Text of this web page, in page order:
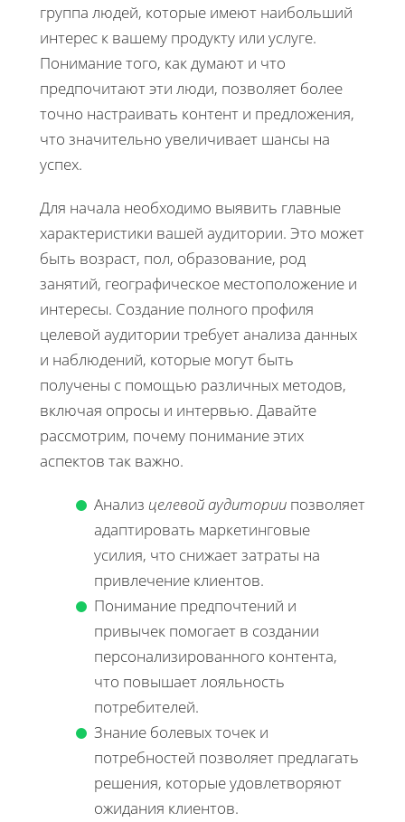
группа людей, которые имеют наибольший
интерес к вашему продукту или услуге.
Понимание того, как думают и что
предпочитают эти люди, позволяет более
точно настраивать контент и предложения,
что значительно увеличивает шансы на
успех.
Для начала необходимо выявить главные
характеристики вашей аудитории. Это может
быть возраст, пол, образование, род
занятий, географическое местоположение и
интересы. Создание полного профиля
целевой аудитории требует анализа данных
и наблюдений, которые могут быть
получены с помощью различных методов,
включая опросы и интервью. Давайте
рассмотрим, почему понимание этих
аспектов так важно.
Анализ целевой аудитории позволяет
адаптировать маркетинговые
усилия, что снижает затраты на
привлечение клиентов.
Понимание предпочтений и
привычек помогает в создании
персонализированного контента,
что повышает лояльность
потребителей.
Знание болевых точек и
потребностей позволяет предлагать
решения, которые удовлетворяют
ожидания клиентов.